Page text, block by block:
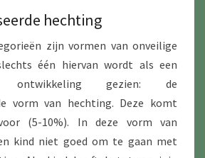
hechting
zijn vormen van onveilige
één hiervan wordt als een
ontwikkeling gezien: de
vorm van hechting. Deze komt
(5-10%). In deze vorm van
kind niet goed om te gaan met